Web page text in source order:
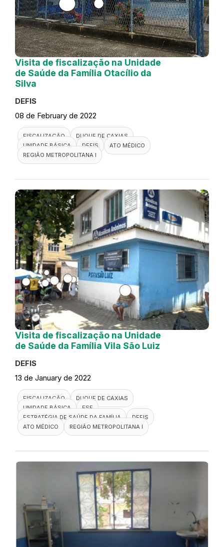
Visita de fiscalização na Unidade
de Saúde da Família Otacílio da
Silva
DEFIS
08 de February de 2022
FISCALIZAÇÃO
DUQUE DE CAXIAS
UNIDADE BÁSICA
DEFIS
ATO MÉDICO
REGIÃO METROPOLITANA I
Visita de fiscalização na Unidade
de Saúde da Família Vila São Luiz
DEFIS
13 de January de 2022
FISCALIZAÇÃO
DUQUE DE CAXIAS
UNIDADE BÁSICA
ESF
ESTRATÉGIA DE SAÚDE DA FAMÍLIA
DEFIS
ATO MÉDICO
REGIÃO METROPOLITANA I